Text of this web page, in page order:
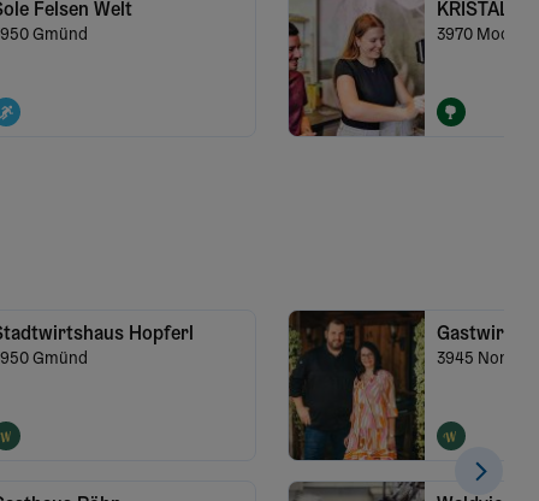
Felsen Welt
Gmünd 3970
Hopferl
Gmünd 3945